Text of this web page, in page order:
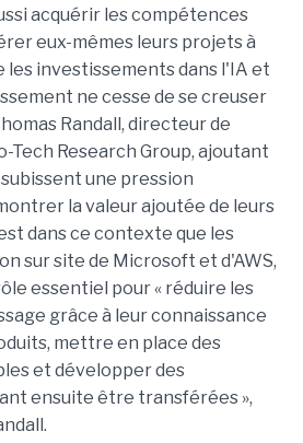
acquérir les compétences
eux-mêmes leurs projets à
les investissements dans l'IA et
ne cesse de se creuser
Randall, directeur de
Tech Research Group, ajoutant
une pression
la valeur ajoutée de leurs
dans ce contexte que les
sur site de Microsoft et d'AWS,
essentiel pour « réduire les
grâce à leur connaissance
mettre en place des
et développer des
ensuite être transférées »,